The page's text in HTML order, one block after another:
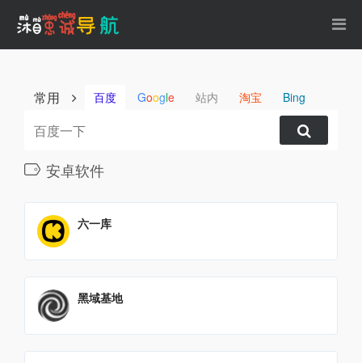
常用 百度 Google 站内 淘宝 Bing
安卓软件
六一库
黑域基地